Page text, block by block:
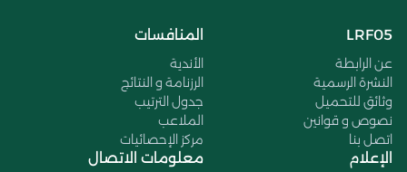
LRF05
عن الرابطة
النشرة الرسمية
وثائق للتحميل
نصوص و قوانين
اتصل بنا
المنافسات
الأندية
الرزنامة و النتائج
جدول الترتيب
الملاعب
مركز الإحصائيات
الإعلام معلومات الاتصال